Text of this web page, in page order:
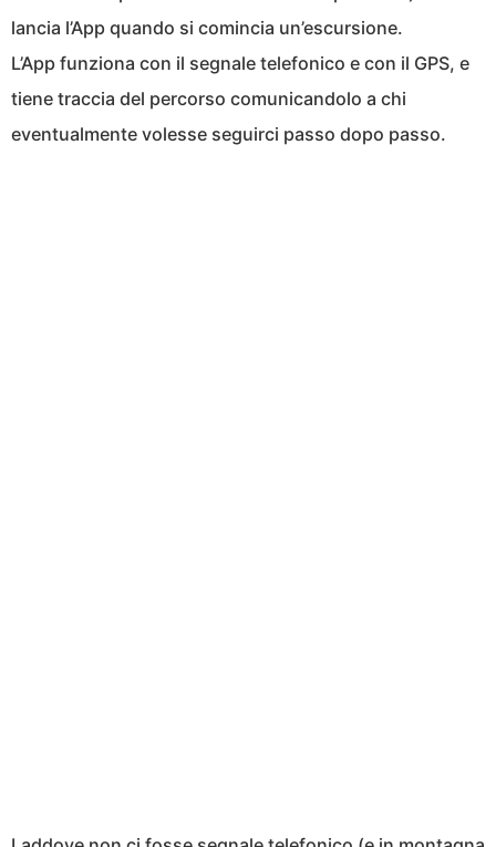
lancia l’App quando si comincia un’escursione.
L’App funziona con il segnale telefonico e con il GPS, e
tiene traccia del percorso comunicandolo a chi
eventualmente volesse seguirci passo dopo passo.